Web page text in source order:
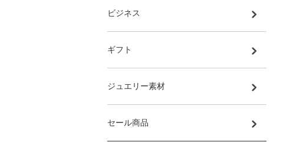
ビジネス
ギフト
ジュエリー素材
セール商品